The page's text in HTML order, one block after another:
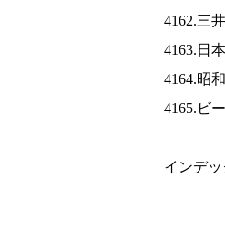
4162.三
4163.日
4164.昭
4165.ビ
インデ